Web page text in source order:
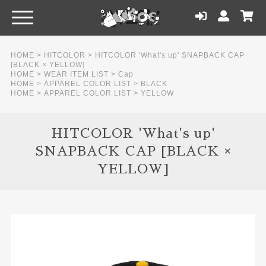
HOME > HITCOLOR > HITCOLOR 'What's up' SNAPBACK CAP
[BLACK × YELLOW]
HOME > WEAR ITEM LIST > Cap
HOME > APPAREL COLOR LIST > BLACK
HOME > APPAREL COLOR LIST > YELLOW
HITCOLOR 'What's up'
SNAPBACK CAP [BLACK ×
YELLOW]